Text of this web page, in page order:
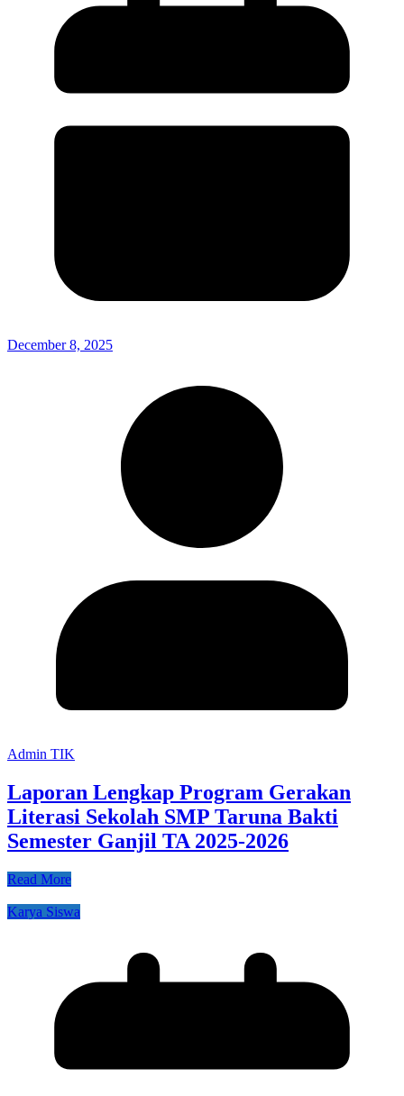
December 8, 2025
Admin TIK
Laporan Lengkap Program Gerakan
Literasi Sekolah SMP Taruna Bakti
Semester Ganjil TA 2025-2026
Read More
Karya Siswa